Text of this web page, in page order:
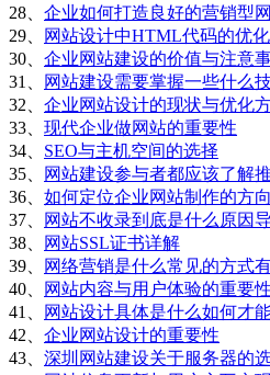
28、 企业如何打造良好的营销型
29、
网站设计中HTML代码的优
30、 企业网站建设的价值与注意
31、
网站建设需要掌握一些什么
32、 企业网站设计的现状与优化
33、 现代企业做网站的重要性
34、 SEO与主机空间的选择
35、
网站建设参与者都应该了解
36、 如何定位企业网站制作的方向
37、
网站不收录到底是什么原因
38、
网站SSL证书详解
39、
网络营销是什么常见的方式
40、
网站内容与用户体验的重要性
41、
网站设计具体是什么如何才
42、 企业网站设计的重要性
43、 深圳网站建设关于服务器的